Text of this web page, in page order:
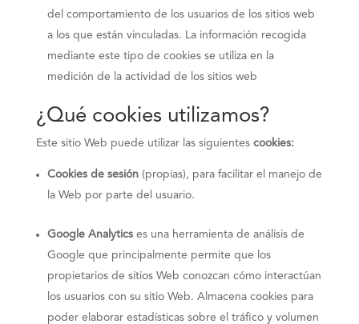
del comportamiento de los usuarios de los sitios web
a los que están vinculadas. La información recogida
mediante este tipo de cookies se utiliza en la
medición de la actividad de los sitios web
¿Qué cookies utilizamos?
Este sitio Web puede utilizar las siguientes cookies:
Cookies de sesión(propias), para facilitar el manejo de
la Web por parte del usuario.
Google Analyticses una herramienta de análisis de
Google que principalmente permite que los
propietarios de sitios Web conozcan cómo interactúan
los usuarios con su sitio Web. Almacena cookies para
poder elaborar estadísticas sobre el tráfico y volumen